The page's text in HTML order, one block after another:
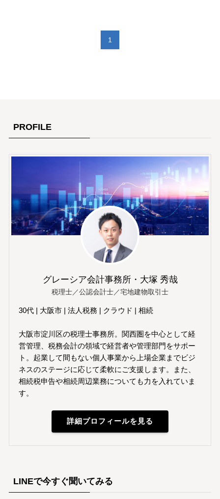
1
PROFILE
グレーシア会計事務所・大塚 秀哉
税理士／公認会計士／宅地建物取引士
30代 | 大阪市 | 法人税務 | クラウド | 相続
大阪市淀川区の税理士事務所。関西圏を中心として経
営管理、税務会計の領域で経営者や管理部門をサポー
ト。起業して間もない個人事業から上場企業までビジ
ネスのステージに応じて柔軟にご支援します。また、
相続税申告や相続周辺業務についても力を入れていま
す。
詳細プロフィールを見る
LINEで今すぐ聞いてみる